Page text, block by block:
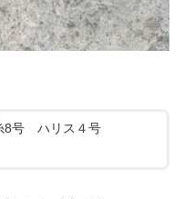
8号 ハリス４号